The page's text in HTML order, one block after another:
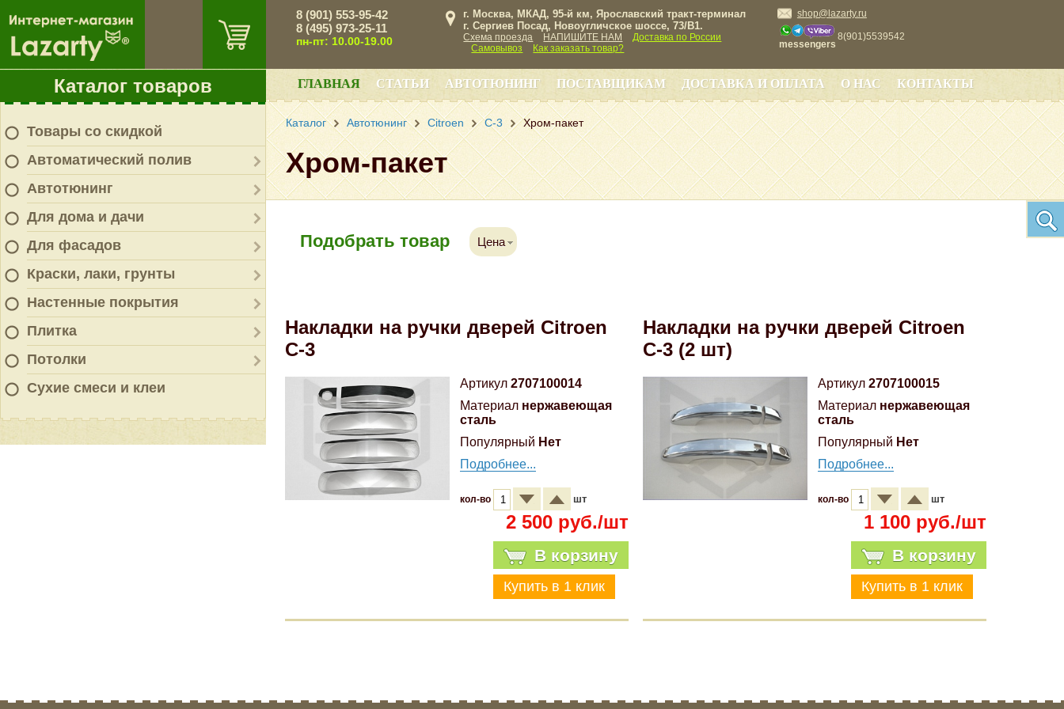
Каталог товаров
Товары со скидкой
Автоматический полив
Автотюнинг
Для дома и дачи
Для фасадов
Краски, лаки, грунты
Настенные покрытия
Плитка
Потолки
Сухие смеси и клеи
8 (901) 553-95-42
8 (495) 973-25-11
пн-пт: 10.00-19.00
г. Москва, МКАД, 95-й км, Ярославский тракт-терминал
г. Сергиев Посад, Новоугличское шоссе, 73/B1.
Схема проезда НАПИШИТЕ НАМ
Доставка по России
Самовывоз
Как заказать товар?
shop@lazarty.ru
messengers
8(901)5539542
ГЛАВНАЯ СТАТЬИ АВТОТЮНИНГ ПОСТАВЩИКАМ ДОСТАВКА И ОПЛАТА О НАС КОНТАКТЫ
Каталог Автотюнинг Citroen C-3 Хром-пакет
Хром-пакет
Подобрать товар Цена
Накладки на ручки дверей Citroen
C-3
Артикул 2707100014
Материал нержавеющая
сталь
Популярный Нет
Подробнее...
кол-во шт
2 500 руб./шт
В корзину
Накладки на ручки дверей Citroen
C-3 (2 шт)
Артикул 2707100015
Материал нержавеющая
сталь
Популярный Нет
Подробнее...
кол-во шт
1 100 руб./шт
В корзину